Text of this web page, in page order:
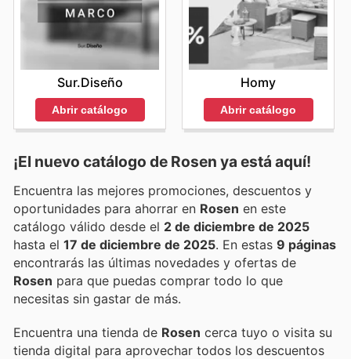
Sur.Diseño
Abrir catálogo
Homy
Abrir catálogo
¡El nuevo catálogo de Rosen ya está aquí!
Encuentra las mejores promociones, descuentos y
oportunidades para ahorrar en Rosen en este
catálogo válido desde el 2 de diciembre de 2025
hasta el 17 de diciembre de 2025 . En estas 9 páginas
encontrarás las últimas novedades y ofertas de
Rosen para que puedas comprar todo lo que
necesitas sin gastar de más.
Encuentra una tienda de Rosen cerca tuyo o visita su
tienda digital para aprovechar todos los descuentos